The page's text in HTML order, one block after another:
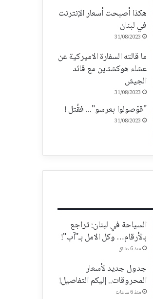
هكذا أصبحت أسعار الإنترنت
في لبنان
31/08/2023
ما قالته السفارة الاميركية عن
عشاء هوكشتاين مع قائد
الجيش
31/08/2023
"قوّصولوا بعرسو"... فقُتل !
31/08/2023
السياحة في لبنان: تراجع
بالأرقام… وكل الامل بـ"آب"!
منذ 6 دقائق
جدول جديد لأسعار
المحروقات.. إليكم التفاصيل!
منذ 6 ساعات